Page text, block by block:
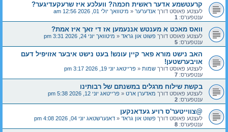
קרעטשמע אדער ראשית חכמה? וועלכע איז שרעקעדיגער?
לעצטע פאוסט דורך אנדערער « מיטוואך יולי 01, 2026 12:56 am
ענטפערס: 1
וואס מאכט א מענטש אננעמען אז די זאך איז אמת?
לעצטע פאוסט דורך פשוט און גראד « מיטוואך יוני 24, 2026 3:31 pm
ענטפערס: 5
האב נישט מורא פאר קיין עונש! בעט נישט איבער אזויפיל דעם
אויבערשטען!
לעצטע פאוסט דורך שמות « פרייטאג יוני 19, 2026 3:17 pm
ענטפערס: 7
בקשת שילוח מרגלים במשנתם של רבותינו
לעצטע פאוסט דורך מאדערן ארט « פרייטאג יוני 12, 2026 5:38 pm
ענטפערס: 2
@צווייטער'ס רויע געדאנקען
לעצטע פאוסט דורך פשוט און גראד « דאנערשטאג יוני 04, 2026 4:08 pm
ענטפערס: 8